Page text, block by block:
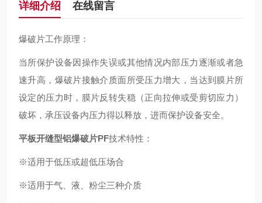
详细介绍 在线留言
爆破片工作原理：
当所保护设备因操作失误或其他情况内部压力逐渐或者急
速升高，爆破片接触介质面所受压力增大，当达到膜片所
设定的压力时，膜片反转失稳（正向拉伸或受剪切应力）
破坏，承压设备内压力得以释放，进而保护设备安全。
平板开缝型铝爆破片PF技术特性：
※适用于低压或超低压场合
※适用于气、液、粉尘三种介质